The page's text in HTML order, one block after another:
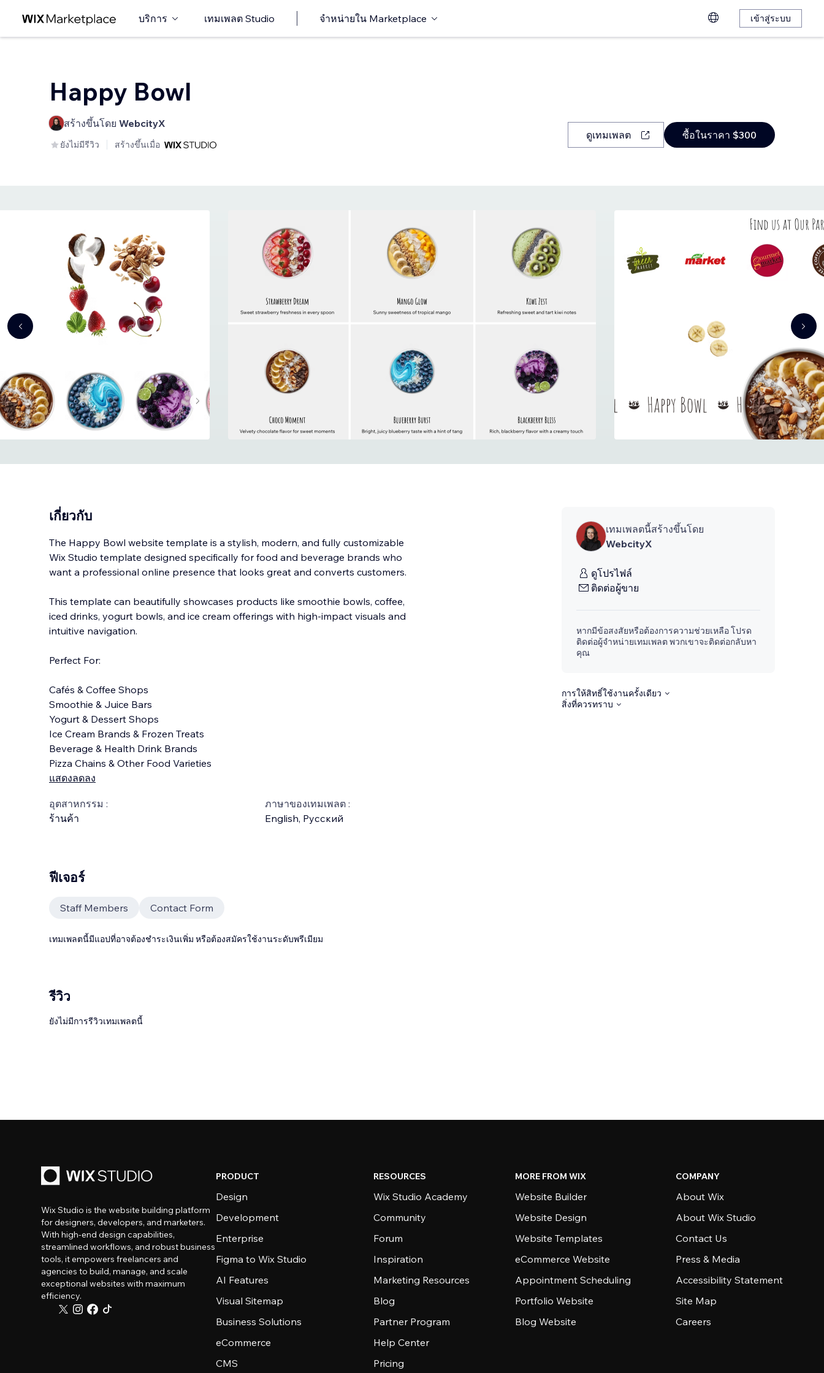
บริการ เทมเพลต Studio จำหน่ายใน Marketplace เข้าสู่ระบบ
Happy Bowl
สร้างขึ้นโดย WebcityX
ยังไม่มีรีวิว สร้างขึ้นเมื่อ
ดูเทมเพลต ซื้อในราคา $300
เกี่ยวกับ
The Happy Bowl website template is a stylish, modern, and fully customizable
Wix Studio template designed specifically for food and beverage brands who
want a professional online presence that looks great and converts customers.
This template can beautifully showcases products like smoothie bowls, coffee,
iced drinks, yogurt bowls, and ice cream offerings with high‑impact visuals and
intuitive navigation.
Perfect For:
Cafés & Coffee Shops
Smoothie & Juice Bars
Yogurt & Dessert Shops
Ice Cream Brands & Frozen Treats
Beverage & Health Drink Brands
Pizza Chains & Other Food Varieties
แสดงลดลง
อุตสาหกรรม :
ร้านค้า
ภาษาของเทมเพลต :
English, Русский
เทมเพลตนี้สร้างขึ้นโดย
WebcityX
ดูโปรไฟล์
ติดต่อผู้ขาย
หากมีข้อสงสัยหรือต้องการความช่วยเหลือ โปรด
ติดต่อผู้จำหน่ายเทมเพลต พวกเขาจะติดต่อกลับหา
คุณ
การให้สิทธิ์ใช้งานครั้งเดียว
สิ่งที่ควรทราบ
ฟีเจอร์
Staff Members Contact Form
เทมเพลตนี้มีแอปที่อาจต้องชำระเงินเพิ่ม หรือต้องสมัครใช้งานระดับพรีเมียม
รีวิว
ยังไม่มีการรีวิวเทมเพลตนี้
Wix Studio is the website building platform
for designers, developers, and marketers.
With high-end design capabilities,
streamlined workflows, and robust business
tools, it empowers freelancers and
agencies to build, manage, and scale
exceptional websites with maximum
efficiency.
PRODUCT
Design
Development
Enterprise
Figma to Wix Studio
AI Features
Visual Sitemap
Business Solutions
eCommerce
CMS
RESOURCES
Wix Studio Academy
Community
Forum
Inspiration
Marketing Resources
Blog
Partner Program
Help Center
Pricing
MORE FROM WIX
Website Builder
Website Design
Website Templates
eCommerce Website
Appointment Scheduling
Portfolio Website
Blog Website
COMPANY
About Wix
About Wix Studio
Contact Us
Press & Media
Accessibility Statement
Site Map
Careers